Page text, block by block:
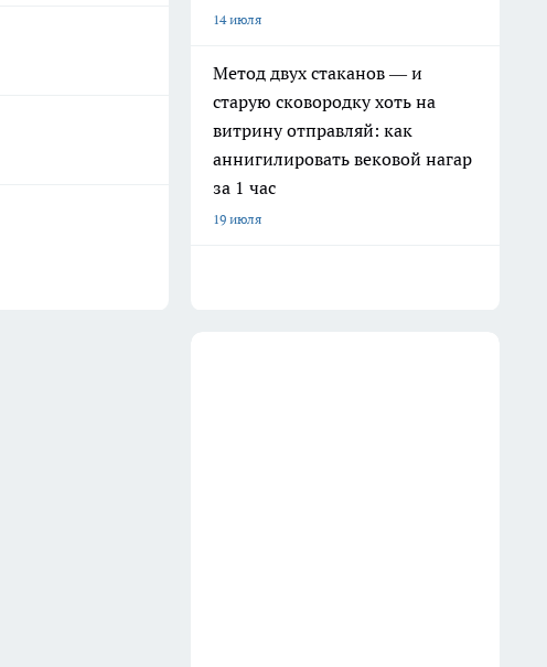
14 июля
Метод двух стаканов — и
старую сковородку хоть на
витрину отправляй: как
аннигилировать вековой нагар
за 1 час
19 июля